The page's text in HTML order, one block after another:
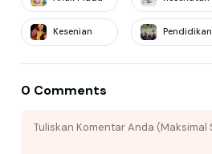
Kesenian Pendidikan
0 Comments